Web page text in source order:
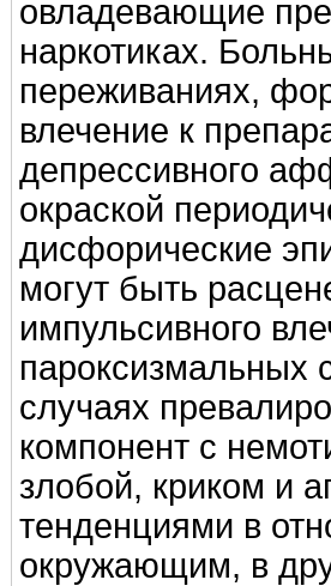
овладевающие
наркотиках.
переживаниях,
влечение к
депрессивного
окраской
дисфорические
могут быть
импульсивного
пароксизмальных
случаях
компонент с
злобой, криком и
тенденциями в
окружающим, в